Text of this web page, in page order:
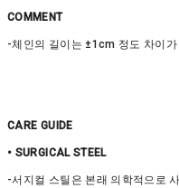
COMMENT
-체인의 길이는 ±1cm 정도 차이
CARE GUIDE
• SURGICAL STEEL
-서지컬 스틸은 본래 의학적으로